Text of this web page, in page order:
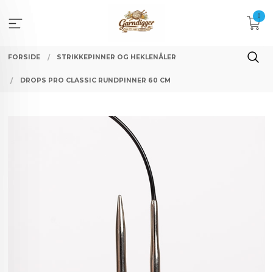
innholdet
0
FORSIDE STRIKKEPINNER OG HEKLENÅLER
DROPS PRO CLASSIC RUNDPINNER 60 CM